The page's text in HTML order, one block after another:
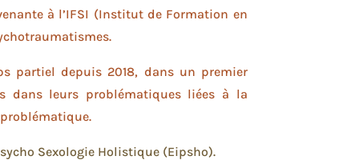
à l’IFSI (Institut de Formation en
partiel depuis 2018, dans un premier
dans leurs problématiques liées à la
Sexologie Holistique (Eipsho).